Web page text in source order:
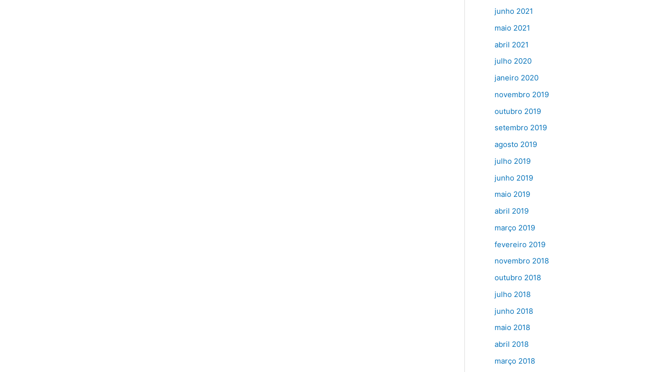
junho 2021
maio 2021
abril 2021
julho 2020
janeiro 2020
novembro 2019
outubro 2019
setembro 2019
agosto 2019
julho 2019
junho 2019
maio 2019
abril 2019
março 2019
fevereiro 2019
novembro 2018
outubro 2018
julho 2018
junho 2018
maio 2018
abril 2018
março 2018